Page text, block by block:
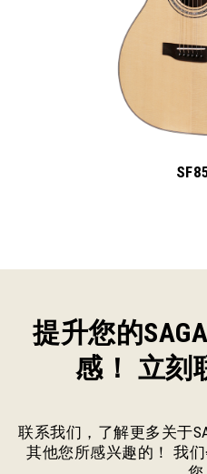
提升您的
感！ 立刻
联系我们，了解更多关于
其他您所感兴趣的！ 我